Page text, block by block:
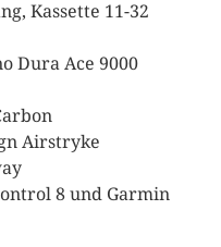
Kassette 11-32
Dura Ace 9000
Airstryke
8 und Garmin